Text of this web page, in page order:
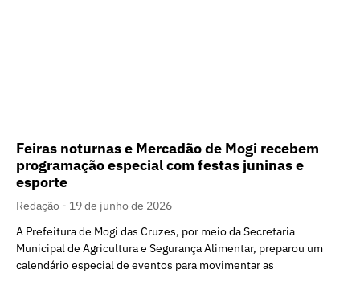
Feiras noturnas e Mercadão de Mogi recebem
programação especial com festas juninas e
esporte
Redação
19 de junho de 2026
A Prefeitura de Mogi das Cruzes, por meio da Secretaria
Municipal de Agricultura e Segurança Alimentar, preparou um
calendário especial de eventos para movimentar as